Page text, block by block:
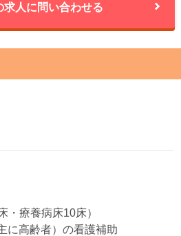
求人に問い合わせる
9床・療養病床10床）
に高齢者）の看護補助